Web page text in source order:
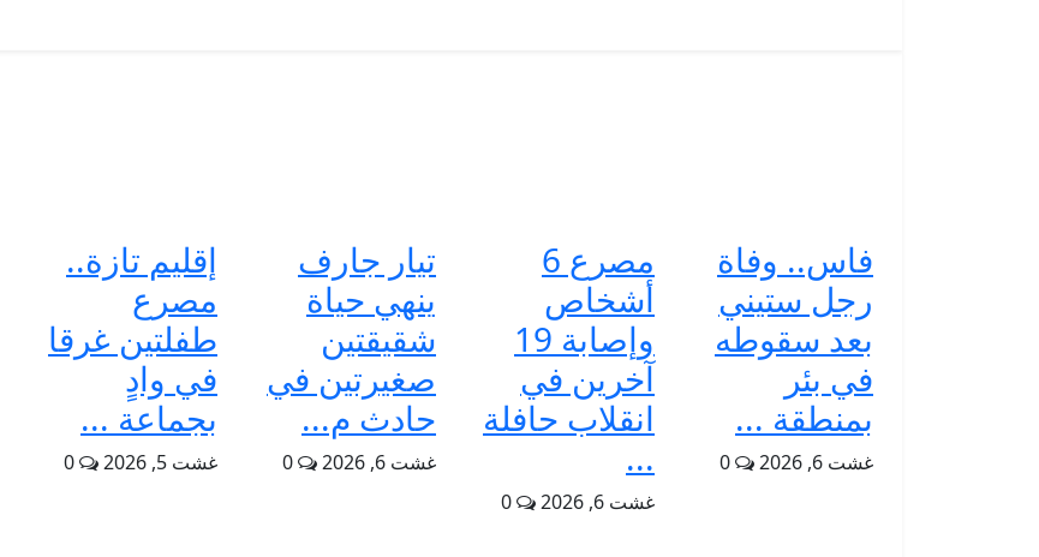
فاس.. وفاة
رجل ستيني
بعد سقوطه
في بئر
بمنطقة ...
غشت 6, 2026
مصرع 6
أشخاص
وإصابة 19
آخرين في
انقلاب حافلة
...
غشت 6, 2026
تيار جارف
ينهي حياة
شقيقتين
صغيرتين في
حادث م...
غشت 6, 2026
إقليم تازة..
مصرع
طفلتين غرقا
في وادٍ
بجماعة ...
غشت 5, 2026